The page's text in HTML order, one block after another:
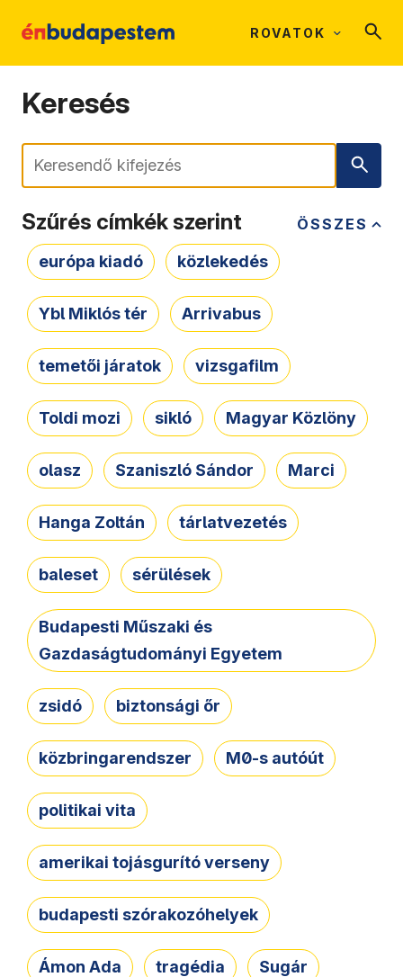
ROVATOK
Keresés
Keresés
ÖSSZES
Szűrés címkék szerint
európa kiadó közlekedés
Ybl Miklós tér Arrivabus
temetői járatok vizsgafilm
Toldi mozi sikló Magyar Közlöny
olasz Szaniszló Sándor Marci
Hanga Zoltán tárlatvezetés
baleset sérülések
Budapesti Műszaki és
Gazdaságtudományi Egyetem
zsidó biztonsági őr
közbringarendszer M0-s autóút
politikai vita
amerikai tojásgurító verseny
budapesti szórakozóhelyek
Ámon Ada tragédia Sugár